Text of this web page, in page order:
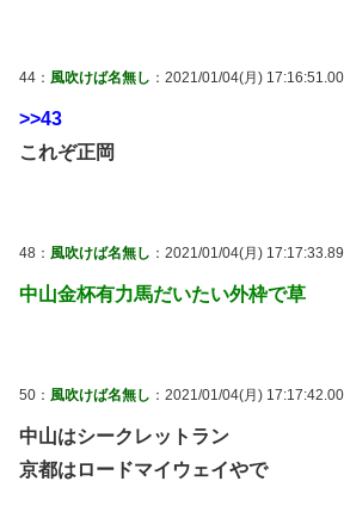
44： 風吹けば名無し ：2021/01/04(月)
>>43
これぞ正岡
48： 風吹けば名無し ：2021/01/04(月)
中山金杯有力馬だいたい外枠で草
50： 風吹けば名無し ：2021/01/04(月)
中山はシークレットラン
京都はロードマイウェイやで